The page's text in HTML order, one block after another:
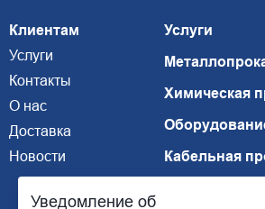
Клиентам
Услуги
Контакты
О нас
Доставка
Новости
Услуги
Химическая
Кабельная
Уведомление об